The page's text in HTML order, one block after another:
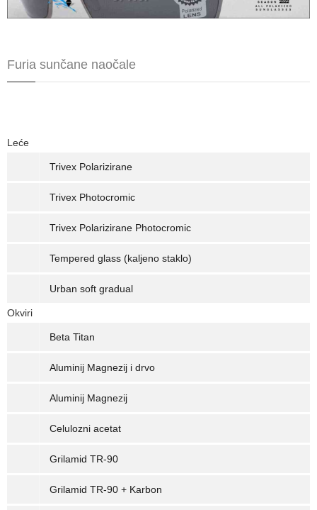
Furia sunčane naočale
Leće
Trivex Polarizirane
Trivex Photocromic
Trivex Polarizirane Photocromic
Tempered glass (kaljeno staklo)
Urban soft gradual
Okviri
Beta Titan
Aluminij Magnezij i drvo
Aluminij Magnezij
Celulozni acetat
Grilamid TR-90
Grilamid TR-90 + Karbon